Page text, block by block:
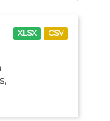
XLSX CSV